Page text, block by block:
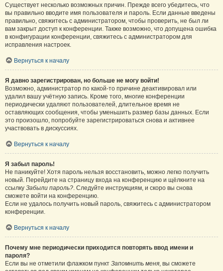
Существует несколько возможных причин. Прежде всего убедитесь, что
вы правильно вводите имя пользователя и пароль. Если данные введены
правильно, свяжитесь с администратором, чтобы проверить, не был ли
вам закрыт доступ к конференции. Также возможно, что допущена ошибка
в конфигурации конференции, свяжитесь с администратором для
исправления настроек.
Вернуться к началу
Я давно зарегистрирован, но больше не могу войти!
Возможно, администратор по какой-то причине деактивировал или
удалил вашу учётную запись. Кроме того, многие конференции
периодически удаляют пользователей, длительное время не
оставляющих сообщения, чтобы уменьшить размер базы данных. Если
это произошло, попробуйте зарегистрироваться снова и активнее
участвовать в дискуссиях.
Вернуться к началу
Я забыл пароль!
Не паникуйте! Хотя пароль нельзя восстановить, можно легко получить
новый. Перейдите на страницу входа на конференцию и щёлкните на
ссылку Забыли пароль?. Следуйте инструкциям, и скоро вы снова
сможете войти на конференцию.
Если не удалось получить новый пароль, свяжитесь с администратором
конференции.
Вернуться к началу
Почему мне периодически приходится повторять ввод имени и
пароля?
Если вы не отметили флажком пункт Запомнить меня, вы сможете